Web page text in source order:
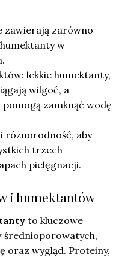
zawierają zarówno
w
lekkie humektanty,
wilgoć, a
zamknąć wodę
różnorodność, aby
trzech
pielęgnacji.
i humektantów
to kluczowe
średnioporowatych,
oraz wygląd. Proteiny,